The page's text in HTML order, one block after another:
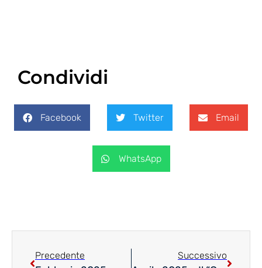
Condividi
Facebook Twitter Email
WhatsApp
Precedente Successivo